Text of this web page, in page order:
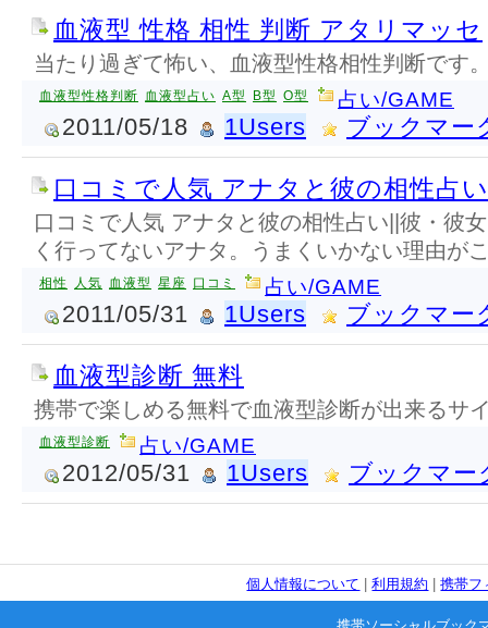
血液型 性格 相性 判断 アタリマッセ
当たり過ぎて怖い、血液型性格相性判断です
血液型性格判断 血液型占い A型 B型 O型 占い/GAME
2011/05/18 1Users ブックマー
口コミで人気 アナタと彼の相性占い
口コミで人気 アナタと彼の相性占い||彼・彼
く行ってないアナタ。うまくいかない理由が
相性 人気 血液型 星座 口コミ 占い/GAME
2011/05/31 1Users ブックマー
血液型診断 無料
携帯で楽しめる無料で血液型診断が出来るサ
血液型診断 占い/GAME
2012/05/31 1Users ブックマー
個人情報について |利用規約 |携帯フ